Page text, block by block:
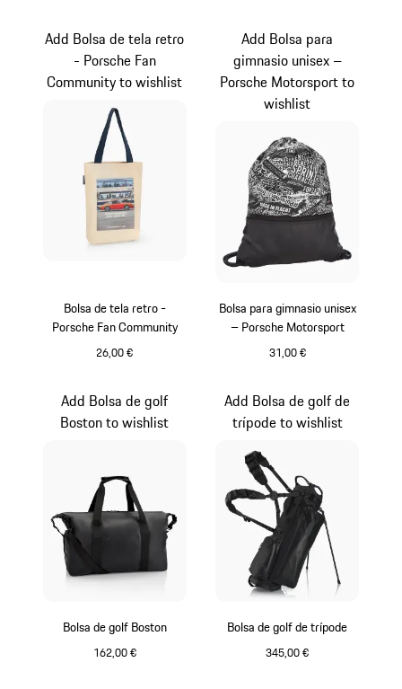
Bolsa de tela retro -
Porsche Fan Community
26,00 €
Add Bolsa de tela retro
- Porsche Fan
Community to wishlist
Bolsa para gimnasio unisex
– Porsche Motorsport
31,00 €
Add Bolsa para
gimnasio unisex –
Porsche Motorsport to
wishlist
Bolsa de golf Boston
162,00 €
Add Bolsa de golf
Boston to wishlist
Bolsa de golf de trípode
345,00 €
Add Bolsa de golf de
trípode to wishlist